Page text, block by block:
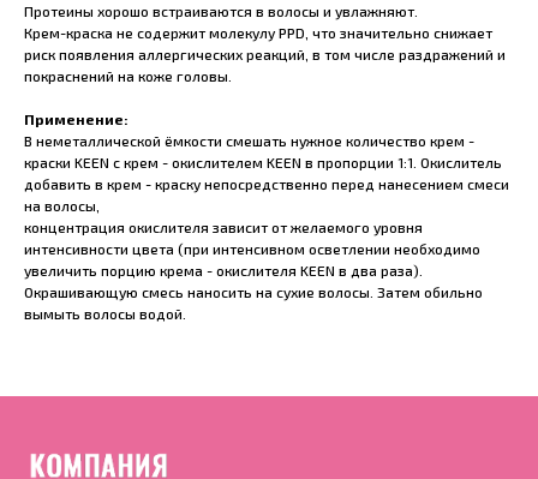
Протеины хорошо встраиваются в волосы и увлажняют.
Крем-краска не содержит молекулу PPD, что значительно снижает
риск появления аллергических реакций, в том числе раздражений и
покраснений на коже головы.
Применение:
В неметаллической ёмкости смешать нужное количество крем -
краски KEEN с крем - окислителем KEEN в пропорции 1:1. Окислитель
добавить в крем - краску непосредственно перед нанесением смеси
на волосы,
концентрация окислителя зависит от желаемого уровня
интенсивности цвета (при интенсивном осветлении необходимо
увеличить порцию крема - окислителя KEEN в два раза).
Окрашивающую смесь наносить на сухие волосы. Затем обильно
вымыть волосы водой.